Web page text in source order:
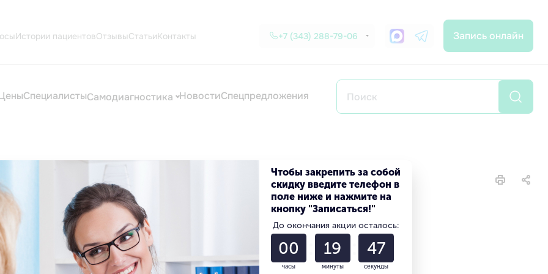
Истории пациентовОтзывыСтатьиКонтакты +7 (343) 288-79-06 Запись онлайн
СпециалистыСамодиагностика НовостиСпецпредложения
услуги
Чтобы закрепить за собой
скидку введите телефон в
поле ниже и нажмите на
кнопку "Записаться!"
До окончания акции осталось:
00
часы
19
минуты
45
секунды